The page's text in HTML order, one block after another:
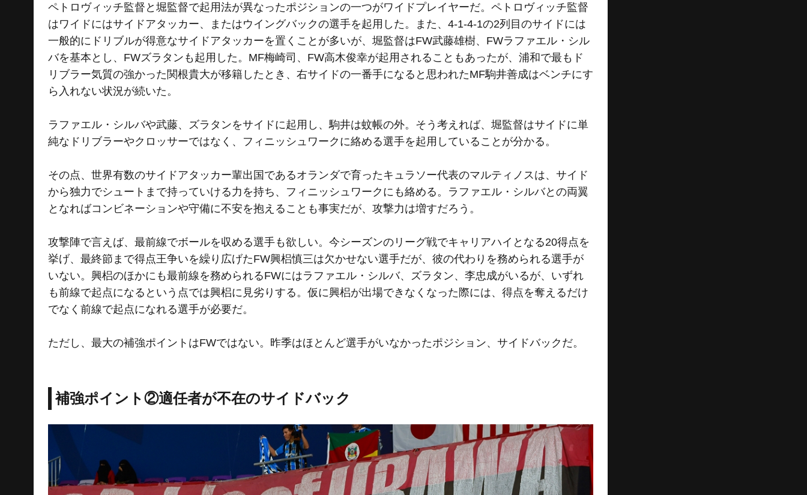
ペトロヴィッチ監督と堀監督で起用法が異なったポジションの一つがワイドプレイヤーだ。ペトロヴィッチ監督
はワイドにはサイドアタッカー、またはウイングバックの選手を起用した。また、4-1-4-1の2列目のサイドには
一般的にドリブルが得意なサイドアタッカーを置くことが多いが、堀監督はFW武藤雄樹、FWラファエル・シル
バを基本とし、FWズラタンも起用した。MF梅崎司、FW高木俊幸が起用されることもあったが、浦和で最もド
リブラー気質の強かった関根貴大が移籍したとき、右サイドの一番手になると思われたMF駒井善成はベンチにす
ら入れない状況が続いた。
ラファエル・シルバや武藤、ズラタンをサイドに起用し、駒井は蚊帳の外。そう考えれば、堀監督はサイドに単
純なドリブラーやクロッサーではなく、フィニッシュワークに絡める選手を起用していることが分かる。
その点、世界有数のサイドアタッカー輩出国であるオランダで育ったキュラソー代表のマルティノスは、サイド
から独力でシュートまで持っていける力を持ち、フィニッシュワークにも絡める。ラファエル・シルバとの両翼
となればコンビネーションや守備に不安を抱えることも事実だが、攻撃力は増すだろう。
攻撃陣で言えば、最前線でボールを収める選手も欲しい。今シーズンのリーグ戦でキャリアハイとなる20得点を
挙げ、最終節まで得点王争いを繰り広げたFW興梠慎三は欠かせない選手だが、彼の代わりを務められる選手が
いない。興梠のほかにも最前線を務められるFWにはラファエル・シルバ、ズラタン、李忠成がいるが、いずれ
も前線で起点になるという点では興梠に見劣りする。仮に興梠が出場できなくなった際には、得点を奪えるだけ
でなく前線で起点になれる選手が必要だ。
ただし、最大の補強ポイントはFWではない。昨季はほとんど選手がいなかったポジション、サイドバックだ。
補強ポイント②適任者が不在のサイドバック